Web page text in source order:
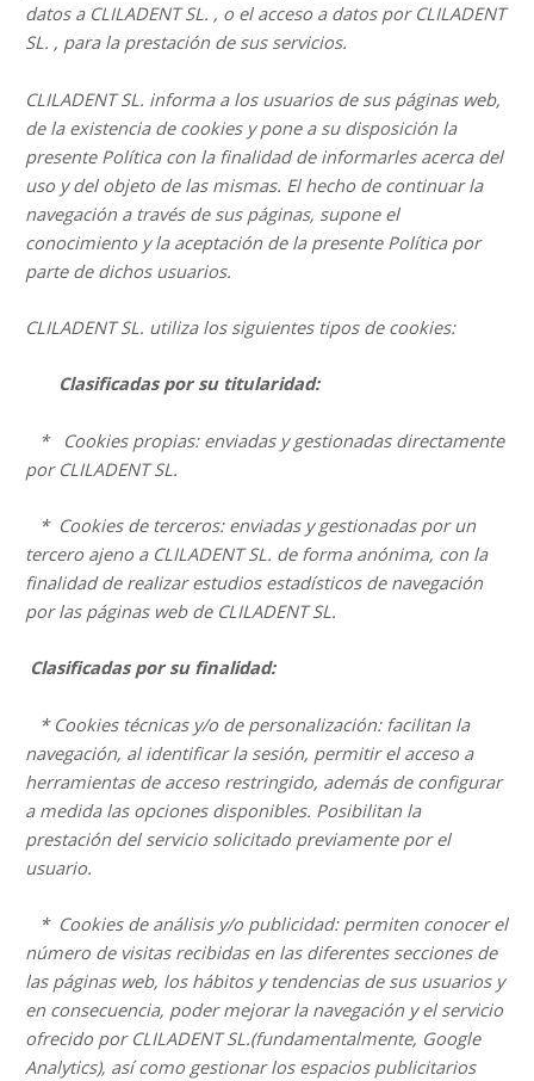
datos a CLILADENT SL. , o el acceso a datos por CLILADENT
SL. , para la prestación de sus servicios.
CLILADENT SL. informa a los usuarios de sus páginas web,
de la existencia de cookies y pone a su disposición la
presente Política con la finalidad de informarles acerca del
uso y del objeto de las mismas. El hecho de continuar la
navegación a través de sus páginas, supone el
conocimiento y la aceptación de la presente Política por
parte de dichos usuarios.
CLILADENT SL. utiliza los siguientes tipos de cookies:
Clasificadas por su titularidad:
* Cookies propias: enviadas y gestionadas directamente
por CLILADENT SL.
* Cookies de terceros: enviadas y gestionadas por un
tercero ajeno a CLILADENT SL. de forma anónima, con la
finalidad de realizar estudios estadísticos de navegación
por las páginas web de CLILADENT SL.
Clasificadas por su finalidad:
* Cookies técnicas y/o de personalización: facilitan la
navegación, al identificar la sesión, permitir el acceso a
herramientas de acceso restringido, además de configurar
a medida las opciones disponibles. Posibilitan la
prestación del servicio solicitado previamente por el
usuario.
* Cookies de análisis y/o publicidad: permiten conocer el
número de visitas recibidas en las diferentes secciones de
las páginas web, los hábitos y tendencias de sus usuarios y
en consecuencia, poder mejorar la navegación y el servicio
ofrecido por CLILADENT SL.(fundamentalmente, Google
Analytics), así como gestionar los espacios publicitarios